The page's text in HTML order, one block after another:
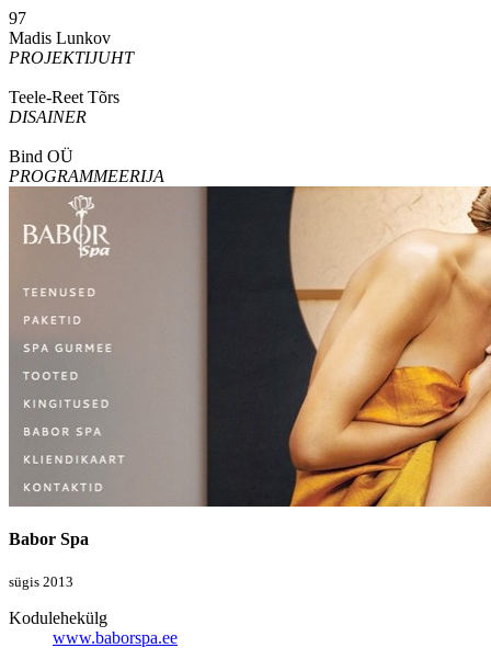
97
Madis Lunkov
PROJEKTIJUHT
Teele-Reet Tõrs
DISAINER
Bind OÜ
PROGRAMMEERIJA
Babor Spa
sügis 2013
Kodulehekülg
www.baborspa.ee